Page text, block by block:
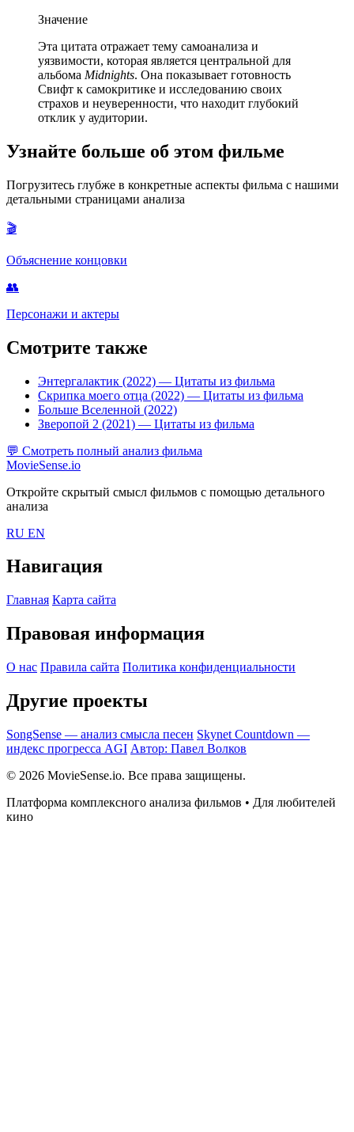
Значение
Эта цитата отражает тему самоанализа и
уязвимости, которая является центральной для
альбома Midnights. Она показывает готовность
Свифт к самокритике и исследованию своих
страхов и неуверенности, что находит глубокий
отклик у аудитории.
Узнайте больше об этом фильме
Погрузитесь глубже в конкретные аспекты фильма с нашими
детальными страницами анализа
🎬
Объяснение концовки
👥
Персонажи и актеры
Смотрите также
Энтергалактик (2022) — Цитаты из фильма
Скрипка моего отца (2022) — Цитаты из фильма
Больше Вселенной (2022)
Зверопой 2 (2021) — Цитаты из фильма
💬 Смотреть полный анализ фильма
MovieSense.io
Откройте скрытый смысл фильмов с помощью детального
анализа
RU EN
Навигация
Главная Карта сайта
Правовая информация
О нас Правила сайта Политика конфиденциальности
Другие проекты
SongSense — анализ смысла песен Skynet Countdown —
индекс прогресса AGI Автор: Павел Волков
© 2026 MovieSense.io. Все права защищены.
Платформа комплексного анализа фильмов • Для любителей
кино